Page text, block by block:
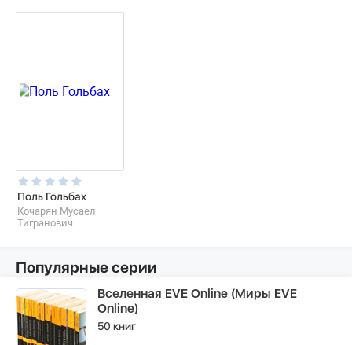
Поль Гольбах
Кочарян Мусаел
Тигранович
Популярные серии
Вселенная EVE Online (Миры EVE
Online)
50 книг